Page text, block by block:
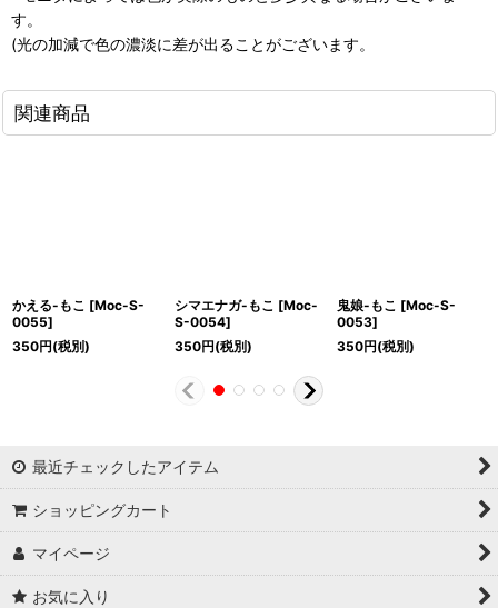
す。
(光の加減で色の濃淡に差が出ることがございます。
関連商品
かえる-もこ [Moc-S-
0055]
350円(税別)
シマエナガ-もこ [Moc-
S-0054]
350円(税別)
鬼娘-もこ [Moc-S-
0053]
350円(税別)
最近チェックしたアイテム
ショッピングカート
マイページ
お気に入り